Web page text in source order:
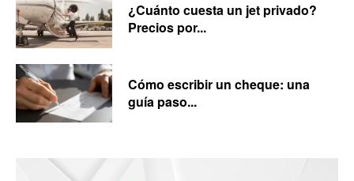
¿Cuánto cuesta un jet privado?
Precios por...
Cómo escribir un cheque: una
guía paso...